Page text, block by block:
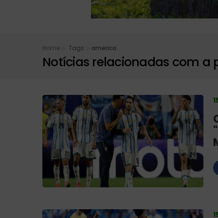
Copom inicia
Home Tags america
Notícias relacionadas com a